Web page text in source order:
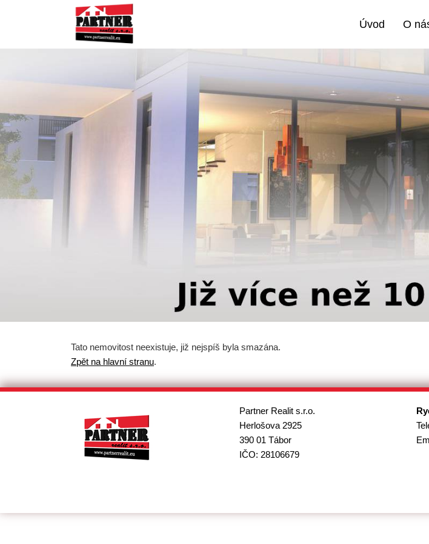
Úvod O
Tato nemovitost neexistuje, již nejspíš byla smazána.
Zpět na hlavní stranu.
Partner Realit s.r.o.
Herlošova 2925
390 01 Tábor
IČO: 28106679